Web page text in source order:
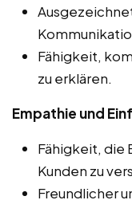
Fähigkeit,
zu erklären.
Empathie und
Fähigkeit, die
Kunden zu
Freundlicher